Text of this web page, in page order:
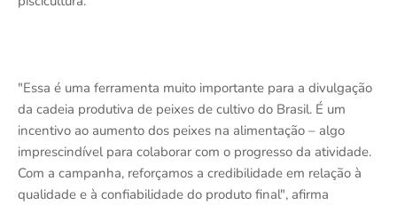
"Essa é uma ferramenta muito importante para a divulgação
da cadeia produtiva de peixes de cultivo do Brasil. É um
incentivo ao aumento dos peixes na alimentação – algo
imprescindível para colaborar com o progresso da atividade.
Com a campanha, reforçamos a credibilidade em relação à
qualidade e à confiabilidade do produto final", afirma